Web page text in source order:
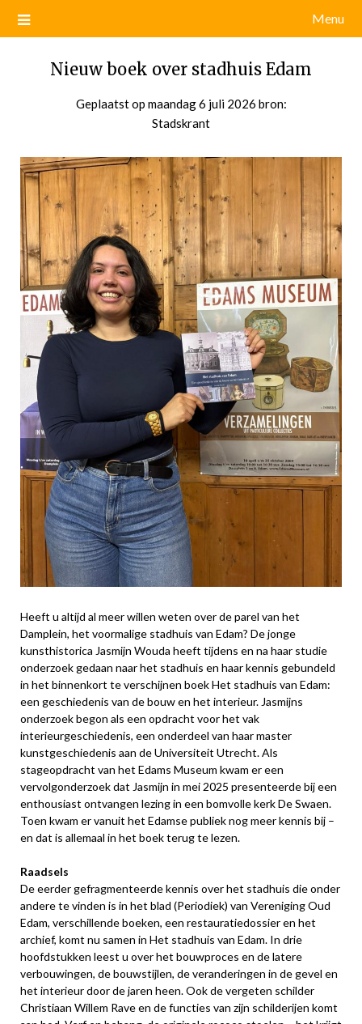
Menu
Nieuw boek over stadhuis Edam
Geplaatst op maandag 6 juli 2026 door
bron:
Stadskrant
Heeft u altijd al meer willen weten over de parel van het
Damplein, het voormalige stadhuis van Edam? De jonge
kunsthistorica Jasmijn Wouda heeft tijdens en na haar studie
onderzoek gedaan naar het stadhuis en haar kennis gebundeld
in het binnenkort te verschijnen boek Het stadhuis van Edam:
een geschiedenis van de bouw en het interieur. Jasmijns
onderzoek begon als een opdracht voor het vak
interieurgeschiedenis, een onderdeel van haar master
kunstgeschiedenis aan de Universiteit Utrecht. Als
stageopdracht van het Edams Museum kwam er een
vervolgonderzoek dat Jasmijn in mei 2025 presenteerde bij een
enthousiast ontvangen lezing in een bomvolle kerk De Swaen.
Toen kwam er vanuit het Edamse publiek nog meer kennis bij –
en dat is allemaal in het boek terug te lezen.
Raadsels
De eerder gefragmenteerde kennis over het stadhuis die onder
andere te vinden is in het blad (Periodiek) van Vereniging Oud
Edam, verschillende boeken, een restauratiedossier en het
archief, komt nu samen in Het stadhuis van Edam. In drie
hoofdstukken leest u over het bouwproces en de latere
verbouwingen, de bouwstijlen, de veranderingen in de gevel en
het interieur door de jaren heen. Ook de vergeten schilder
Christiaan Willem Rave en de functies van zijn schilderijen komt